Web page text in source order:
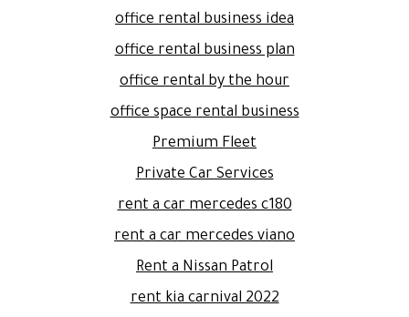
office rental business idea
office rental business plan
office rental by the hour
office space rental business
Premium Fleet
Private Car Services
rent a car mercedes c180
rent a car mercedes viano
Rent a Nissan Patrol
rent kia carnival 2022